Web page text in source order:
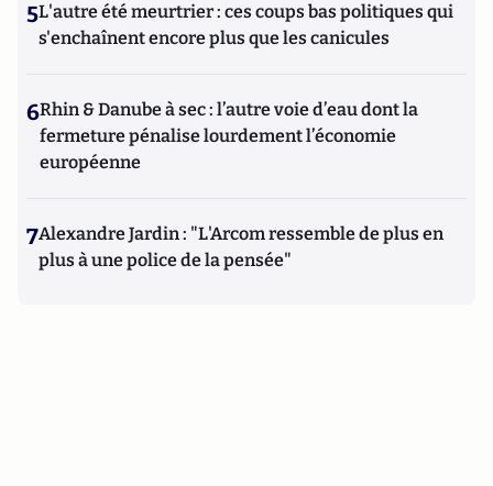
5L'autre été meurtrier : ces coups bas politiques qui
s'enchaînent encore plus que les canicules
6Rhin & Danube à sec : l’autre voie d’eau dont la
fermeture pénalise lourdement l’économie
européenne
7Alexandre Jardin : "L'Arcom ressemble de plus en
plus à une police de la pensée"